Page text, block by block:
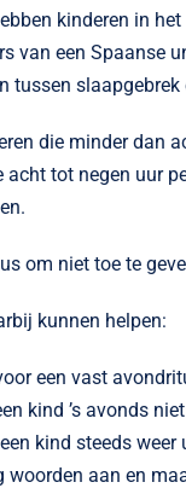
kinderen in
van een Spaanse
tussen
die minder dan
acht tot negen uur
om niet toe te
kunnen helpen:
een vast
kind ’s avonds
kind steeds weer
woorden aan en